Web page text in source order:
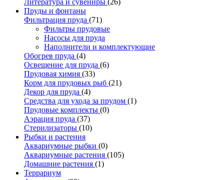
Пруды и фонтаны
Фильтрация пруда (71)
Фильтры прудовые
Насосы для пруда
Наполнители и комплектующие
Обогрев пруда (4)
Освещение для пруда (6)
Прудовая химия (33)
Корм для прудовых рыб (21)
Декор для пруда (4)
Средства для ухода за прудом (1)
Прудовые комплекты (0)
Аэрация пруда (37)
Стерилизаторы (10)
Рыбки и растения
Аквариумные рыбки (0)
Аквариумные растения (105)
Домашние растения (1)
Террариум